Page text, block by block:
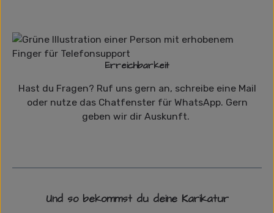
Erreichbarkeit
Hast du Fragen? Ruf uns gern an, schreibe eine Mail
oder nutze das Chatfenster für WhatsApp. Gern
geben wir dir Auskunft.
Und so bekommst du deine Karikatur